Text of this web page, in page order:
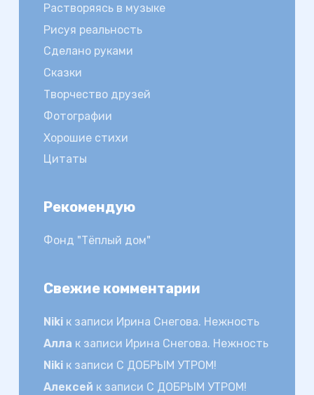
Растворяясь в музыке
Рисуя реальность
Сделано руками
Сказки
Творчество друзей
Фотографии
Хорошие стихи
Цитаты
Рекомендую
Фонд "Тёплый дом"
Свежие комментарии
Nikiк записи Ирина Снегова. Нежность
Алла к записи Ирина Снегова. Нежность
Nikiк записи С ДОБРЫМ УТРОМ!
Алексей к записи С ДОБРЫМ УТРОМ!